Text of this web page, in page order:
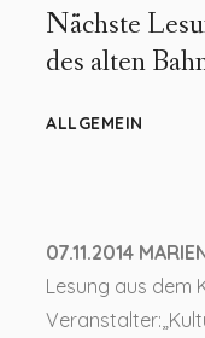
Nächste
des alten
ALLGEMEIN
07.11.2014
Lesung aus dem